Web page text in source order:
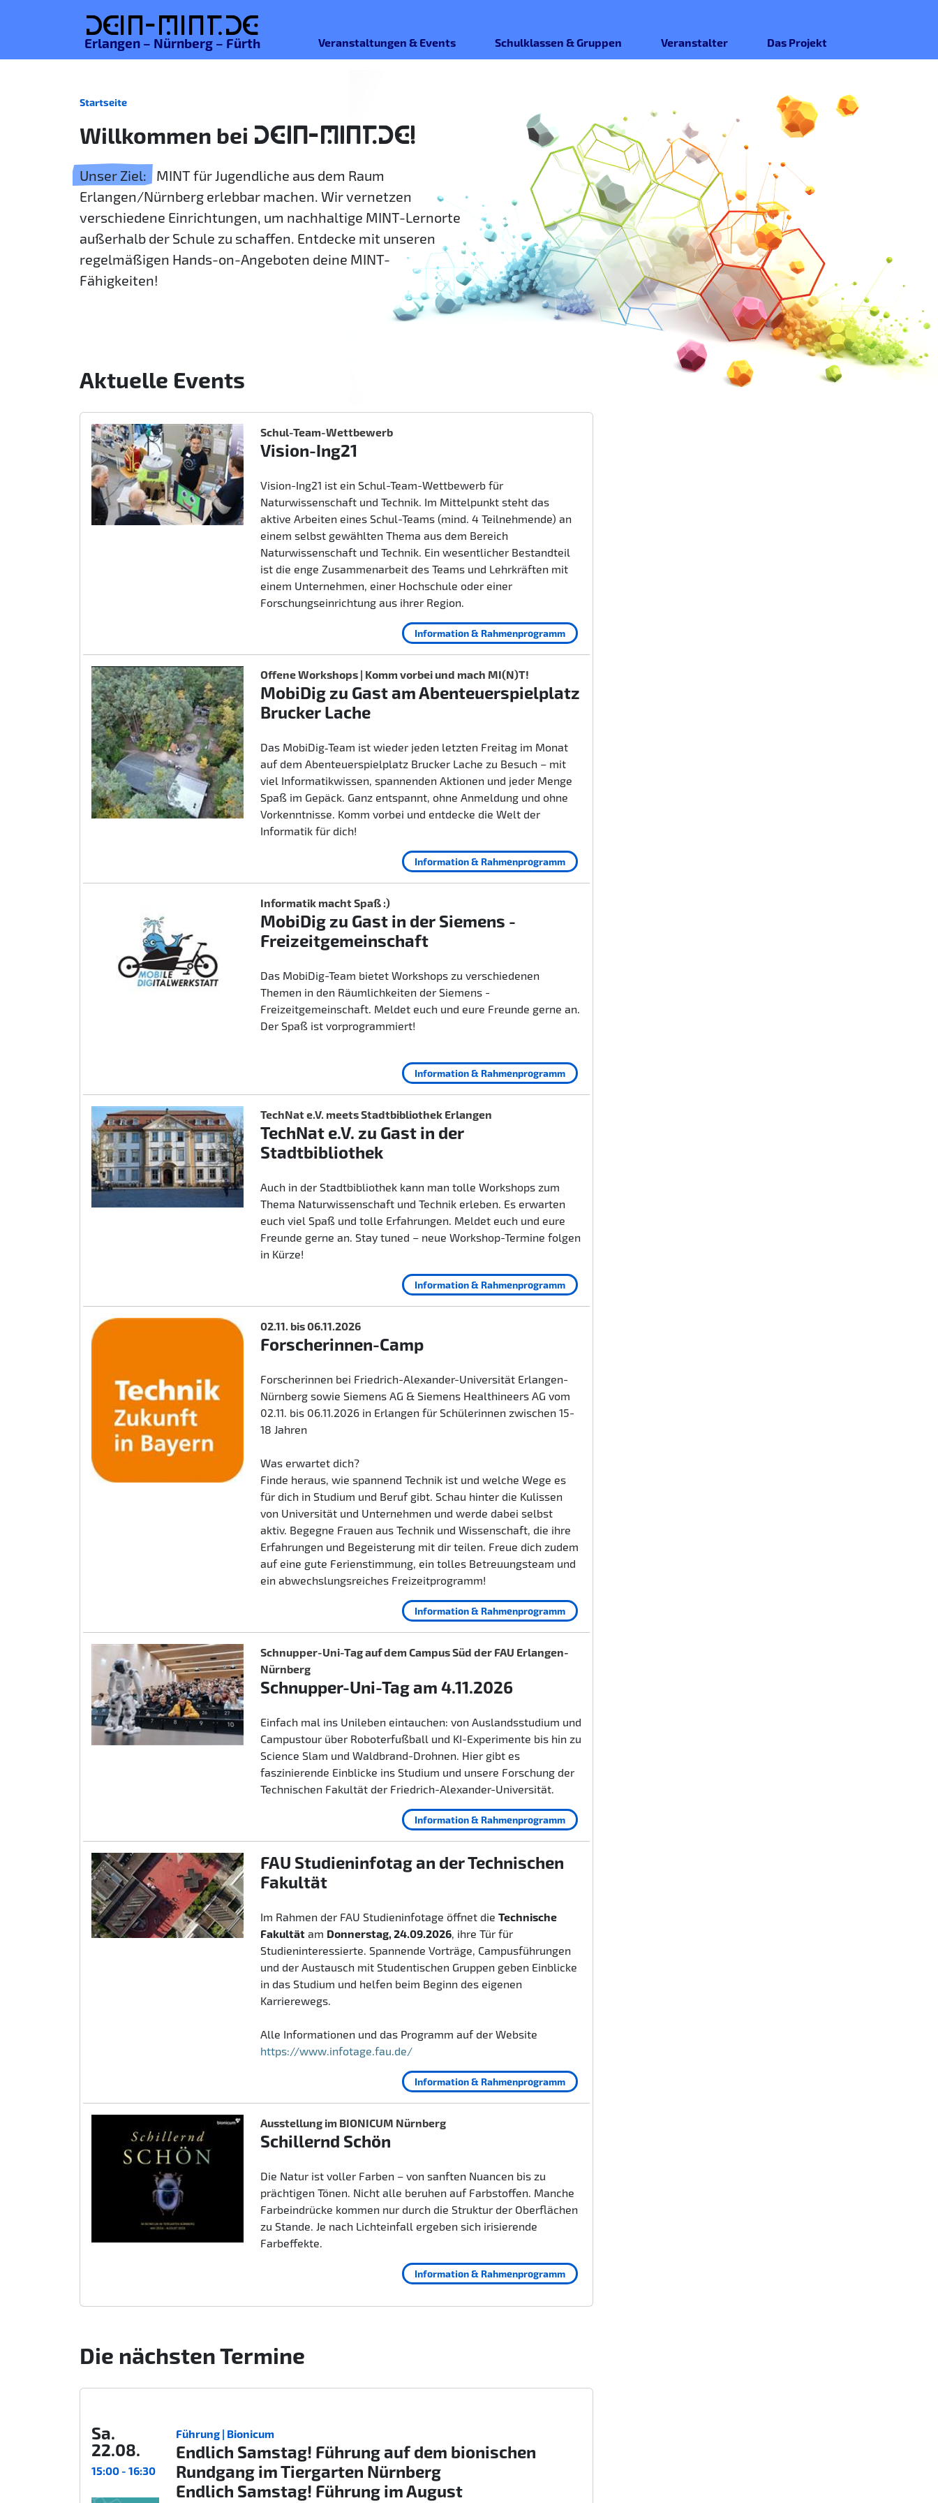
Dein-MINT.de
Erlangen – Nürnberg – Fürth Veranstaltungen & Events Schulklassen & Gruppen Veranstalter Das Projekt
Startseite
Willkommen bei DEIN-MINT.DE!
Unser Ziel:
MINT für Jugendliche aus dem Raum
Erlangen/Nürnberg erlebbar machen. Wir vernetzen
verschiedene Einrichtungen, um nachhaltige MINT-Lernorte
außerhalb der Schule zu schaffen. Entdecke mit unseren
regelmäßigen Hands-on-Angeboten deine MINT-
Fähigkeiten!
Aktuelle Events
Schul-Team-Wettbewerb
Vision-Ing21
Vision-Ing21 ist ein Schul-Team-Wettbewerb für
Naturwissenschaft und Technik. Im Mittelpunkt steht das
aktive Arbeiten eines Schul-Teams (mind. 4 Teilnehmende) an
einem selbst gewählten Thema aus dem Bereich
Naturwissenschaft und Technik. Ein wesentlicher Bestandteil
ist die enge Zusammenarbeit des Teams und Lehrkräften mit
einem Unternehmen, einer Hochschule oder einer
Forschungseinrichtung aus ihrer Region.
Information & Rahmenprogramm
Offene Workshops | Komm vorbei und mach MI(N)T!
MobiDig zu Gast am Abenteuerspielplatz
Brucker Lache
Das MobiDig‑Team ist wieder jeden letzten Freitag im Monat
auf dem Abenteuerspielplatz Brucker Lache zu Besuch – mit
viel Informatikwissen, spannenden Aktionen und jeder Menge
Spaß im Gepäck. Ganz entspannt, ohne Anmeldung und ohne
Vorkenntnisse. Komm vorbei und entdecke die Welt der
Informatik für dich!
Information & Rahmenprogramm
Informatik macht Spaß :)
MobiDig zu Gast in der Siemens -
Freizeitgemeinschaft
Das MobiDig-Team bietet Workshops zu verschiedenen
Themen in den Räumlichkeiten der Siemens -
Freizeitgemeinschaft. Meldet euch und eure Freunde gerne an.
Der Spaß ist vorprogrammiert!
Information & Rahmenprogramm
TechNat e.V. meets Stadtbibliothek Erlangen
TechNat e.V. zu Gast in der
Stadtbibliothek
Auch in der Stadtbibliothek kann man tolle Workshops zum
Thema Naturwissenschaft und Technik erleben. Es erwarten
euch viel Spaß und tolle Erfahrungen. Meldet euch und eure
Freunde gerne an. Stay tuned – neue Workshop-Termine folgen
in Kürze!
Information & Rahmenprogramm
02.11. bis 06.11.2026
Forscherinnen-Camp
Forscherinnen bei Friedrich-Alexander-Universität Erlangen-
Nürnberg sowie Siemens AG & Siemens Healthineers AG vom
02.11. bis 06.11.2026 in Erlangen für Schülerinnen zwischen 15-
18 Jahren
Was erwartet dich?
Finde heraus, wie spannend Technik ist und welche Wege es
für dich in Studium und Beruf gibt. Schau hinter die Kulissen
von Universität und Unternehmen und werde dabei selbst
aktiv. Begegne Frauen aus Technik und Wissenschaft, die ihre
Erfahrungen und Begeisterung mit dir teilen. Freue dich zudem
auf eine gute Ferienstimmung, ein tolles Betreuungsteam und
ein abwechslungsreiches Freizeitprogramm!
Information & Rahmenprogramm
Schnupper-Uni-Tag auf dem Campus Süd der FAU Erlangen-
Nürnberg
Schnupper-Uni-Tag am 4.11.2026
Einfach mal ins Unileben eintauchen: von Auslandsstudium und
Campustour über Roboterfußball und KI-Experimente bis hin zu
Science Slam und Waldbrand-Drohnen. Hier gibt es
faszinierende Einblicke ins Studium und unsere Forschung der
Technischen Fakultät der Friedrich-Alexander-Universität.
Information & Rahmenprogramm
FAU Studieninfotag an der Technischen
Fakultät
Im Rahmen der FAU Studieninfotage öffnet die Technische
Fakultät am Donnerstag, 24.09.2026, ihre Tür für
Studieninteressierte. Spannende Vorträge, Campusführungen
und der Austausch mit Studentischen Gruppen geben Einblicke
in das Studium und helfen beim Beginn des eigenen
Karrierewegs.
Alle Informationen und das Programm auf der Website
https://www.infotage.fau.de/
Information & Rahmenprogramm
Ausstellung im BIONICUM Nürnberg
Schillernd Schön
Die Natur ist voller Farben – von sanften Nuancen bis zu
prächtigen Tönen. Nicht alle beruhen auf Farbstoffen. Manche
Farbeindrücke kommen nur durch die Struktur der Oberflächen
zu Stande. Je nach Lichteinfall ergeben sich irisierende
Farbeffekte.
Information & Rahmenprogramm
Die nächsten Termine
Sa.
22.08.
15:00 - 16:30
Führung | Bionicum
Endlich Samstag! Führung auf dem bionischen
Rundgang im Tiergarten Nürnberg
Endlich Samstag! Führung im August